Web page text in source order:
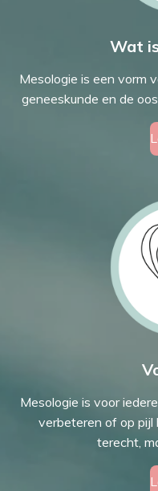
Wat
Mesologie is een vorm
geneeskunde en de
Mesologie is voor
verbeteren of op pijl
terecht,